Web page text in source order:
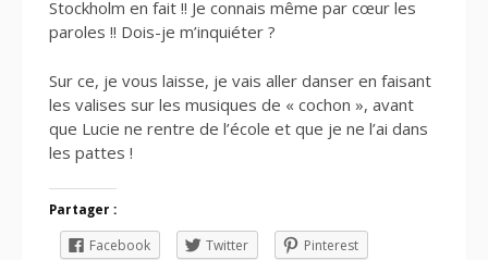
Stockholm en fait !! Je connais même par cœur les
paroles !! Dois-je m’inquiéter ?
Sur ce, je vous laisse, je vais aller danser en faisant
les valises sur les musiques de « cochon », avant
que Lucie ne rentre de l’école et que je ne l’ai dans
les pattes !
Partager :
Facebook Twitter
Pinterest